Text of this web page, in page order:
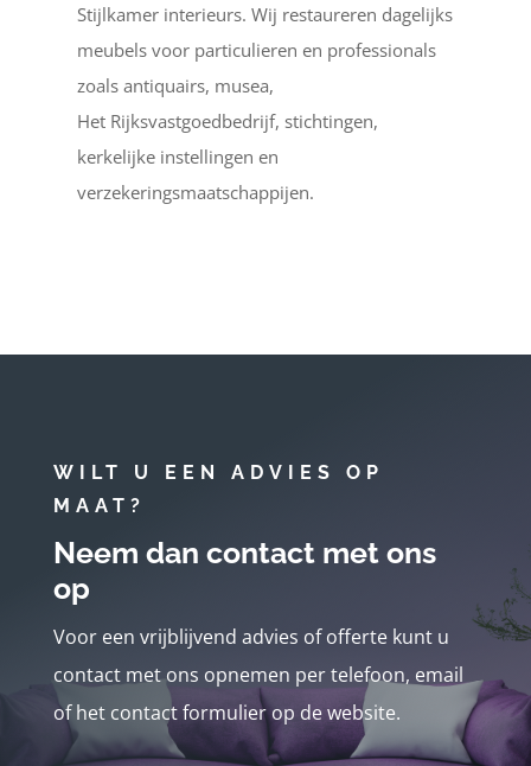
Stijlkamer interieurs. Wij restaureren dagelijks
meubels voor particulieren en professionals
zoals antiquairs, musea,
Het Rijksvastgoedbedrijf, stichtingen,
kerkelijke instellingen en
verzekeringsmaatschappijen.
WILT U EEN ADVIES OP
MAAT?
Neem dan contact met ons
op
Voor een vrijblijvend advies of offerte kunt u
contact met ons opnemen per telefoon, email
of het contact formulier op de website.